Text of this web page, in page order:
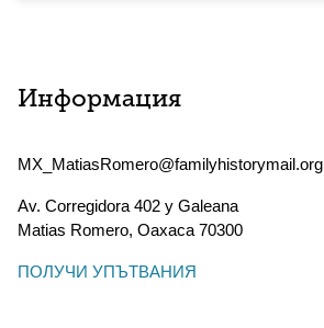
Информация
MX_MatiasRomero@familyhistorymail.org
Av. Corregidora 402 y Galeana
Matias Romero, Oaxaca 70300
ПОЛУЧИ УПЪТВАНИЯ